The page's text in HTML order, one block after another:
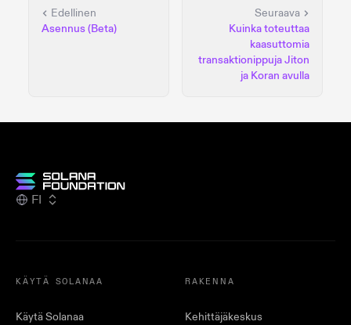
Edellinen
Asennus (Beta)
Seuraava
Kuinka toteuttaa
kaasuttomia
transaktionippuja Jiton
ja Koran avulla
FI
KÄYTÄ SOLANAA
Käytä Solanaa
RAKENNA
Kehittäjäkeskus